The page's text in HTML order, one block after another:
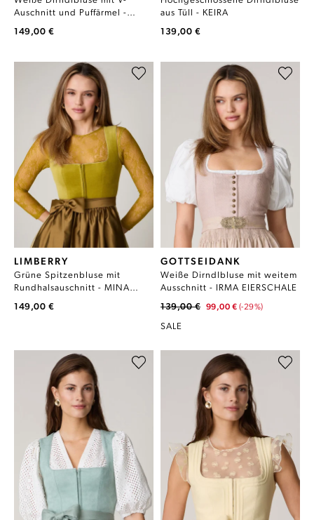
Auschnitt und Puffärmel -
149,00 €
aus Tüll - KEIRA
139,00 €
LIMBERRY
Grüne Spitzenbluse mit
Rundhalsauschnitt - MINA
149,00 €
GOTTSEIDANK
Weiße Dirndlbluse mit weitem
Ausschnitt - IRMA EIERSCHALE
139,00 € 99,00 € (-29%)
SALE